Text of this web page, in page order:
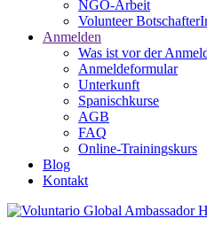
NGO-Arbeit
Volunteer
Anmelden
Was ist vor der
Anmeldeformular
Unterkunft
Spanischkurse
AGB
FAQ
Online-Trainingskurs
Blog
Kontakt